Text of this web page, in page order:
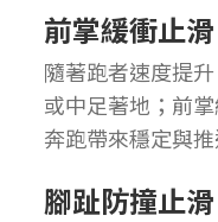
前掌緩衝止滑
隨著跑者速度提
或中足著地；前
奔跑帶來穩定與
腳趾防撞止滑